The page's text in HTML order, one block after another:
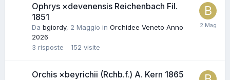
Ophrys ×devenensis Reichenbach Fil.
1851
Da bgiordy, 2 Maggio in Orchidee Veneto Anno
2026
3 risposte 152 visite
Orchis ×beyrichii (Rchb.f.) A. Kern 1865